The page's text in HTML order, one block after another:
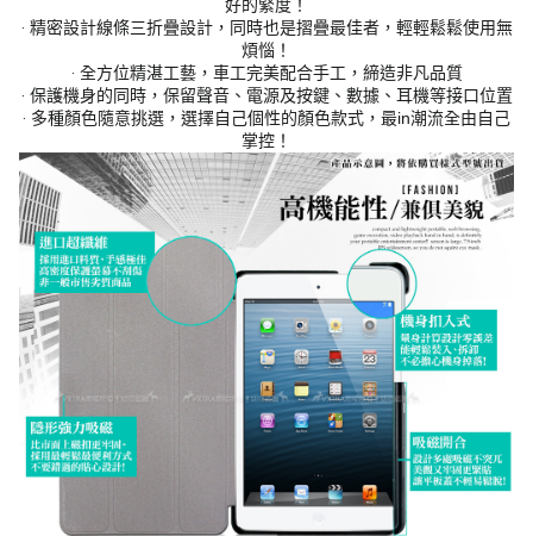
好的緊度！
‧ 精密設計線條三折疊設計，同時也是摺疊最佳者，輕輕鬆鬆使用無
煩惱！
‧ 全方位精湛工藝，車工完美配合手工，締造非凡品質
‧ 保護機身的同時，保留聲音、電源及按鍵、數據、耳機等接口位置
‧ 多種顏色隨意挑選，選擇自己個性的顏色款式，最in潮流全由自己
掌控！